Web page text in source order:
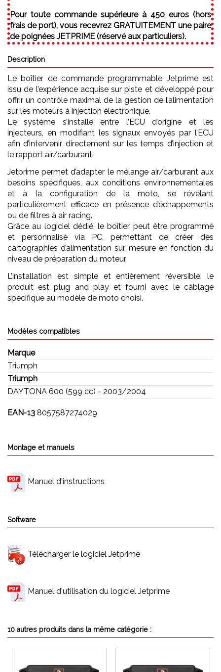
Pour toute commande supérieure à 450 euros (hors
frais de port), vous recevrez GRATUITEMENT une paire
de poignées JETPRIME (réservé aux particuliers).
Description
Le boîtier de commande programmable Jetprime est
issu de l’expérience acquise sur piste et développé pour
offrir un contrôle maximal de la gestion de l’alimentation
sur les moteurs à injection électronique.
Le système s’installe entre l’ECU d’origine et les
injecteurs, en modifiant les signaux envoyés par l’ECU
afin d’intervenir directement sur les temps d’injection et
le rapport air/carburant.
Jetprime permet d’adapter le mélange air/carburant aux
besoins spécifiques, aux conditions environnementales
et à la configuration de la moto, se révélant
particulièrement efficace en présence d’échappements
ou de filtres à air racing.
Grâce au logiciel dédié, le boîtier peut être programmé
et personnalisé via PC, permettant de créer des
cartographies d’alimentation sur mesure en fonction du
niveau de préparation du moteur.
L’installation est simple et entièrement réversible; le
produit est plug and play et fourni avec le câblage
spécifique au modèle de moto choisi.
Modèles compatibles
Marque
Triumph
Triumph
DAYTONA 600 (599 cc) - 2003/2004
EAN-13 8057587274029
Montage et manuels
Manuel d'instructions
Software
Télécharger le logiciel Jetprime
Manuel d'utilisation du logiciel Jetprime
10 autres produits dans la même catégorie :